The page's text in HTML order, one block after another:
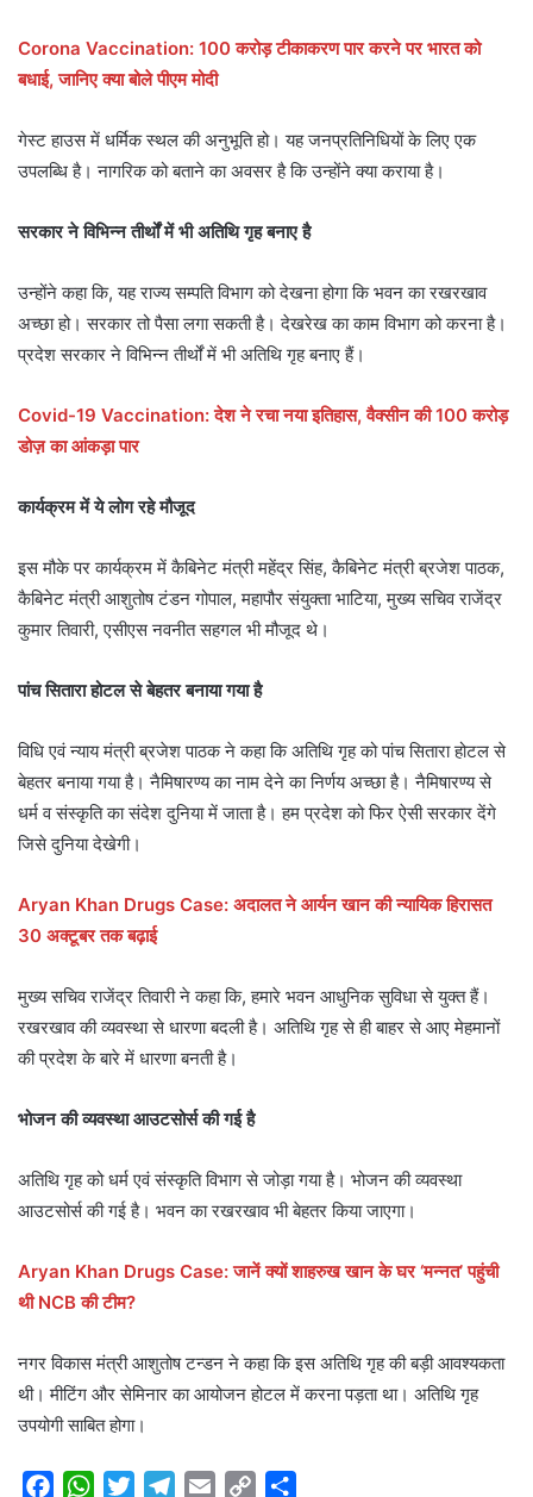
Corona Vaccination: 100 करोड़ टीकाकरण पार करने पर भारत को
बधाई, जानिए क्या बोले पीएम मोदी
गेस्ट हाउस में धर्मिक स्थल की अनुभूति हो। यह जनप्रतिनिधियों के लिए एक
उपलब्धि है। नागरिक को बताने का अवसर है कि उन्होंने क्या कराया है।
सरकार ने विभिन्न तीर्थों में भी अतिथि गृह बनाए है
उन्होंने कहा कि, यह राज्य सम्पति विभाग को देखना होगा कि भवन का रखरखाव
अच्छा हो। सरकार तो पैसा लगा सकती है। देखरेख का काम विभाग को करना है।
प्रदेश सरकार ने विभिन्न तीर्थों में भी अतिथि गृह बनाए हैं।
Covid-19 Vaccination: देश ने रचा नया इतिहास, वैक्सीन की 100 करोड़
डोज़ का आंकड़ा पार
कार्यक्रम में ये लोग रहे मौजूद
इस मौके पर कार्यक्रम में कैबिनेट मंत्री महेंद्र सिंह, कैबिनेट मंत्री ब्रजेश पाठक,
कैबिनेट मंत्री आशुतोष टंडन गोपाल, महापौर संयुक्ता भाटिया, मुख्य सचिव राजेंद्र
कुमार तिवारी, एसीएस नवनीत सहगल भी मौजूद थे।
पांच सितारा होटल से बेहतर बनाया गया है
विधि एवं न्याय मंत्री ब्रजेश पाठक ने कहा कि अतिथि गृह को पांच सितारा होटल से
बेहतर बनाया गया है। नैमिषारण्य का नाम देने का निर्णय अच्छा है। नैमिषारण्य से
धर्म व संस्कृति का संदेश दुनिया में जाता है। हम प्रदेश को फिर ऐसी सरकार देंगे
जिसे दुनिया देखेगी।
Aryan Khan Drugs Case: अदालत ने आर्यन खान की न्यायिक हिरासत
30 अक्टूबर तक बढ़ाई
मुख्य सचिव राजेंद्र तिवारी ने कहा कि, हमारे भवन आधुनिक सुविधा से युक्त हैं।
रखरखाव की व्यवस्था से धारणा बदली है। अतिथि गृह से ही बाहर से आए मेहमानों
की प्रदेश के बारे में धारणा बनती है।
भोजन की व्यवस्था आउटसोर्स की गई है
अतिथि गृह को धर्म एवं संस्कृति विभाग से जोड़ा गया है। भोजन की व्यवस्था
आउटसोर्स की गई है। भवन का रखरखाव भी बेहतर किया जाएगा।
Aryan Khan Drugs Case: जानें क्यों शाहरुख खान के घर ‘मन्नत’ पहुंची
थी NCB की टीम?
नगर विकास मंत्री आशुतोष टन्डन ने कहा कि इस अतिथि गृह की बड़ी आवश्यकता
थी। मीटिंग और सेमिनार का आयोजन होटल में करना पड़ता था। अतिथि गृह
उपयोगी साबित होगा।
W